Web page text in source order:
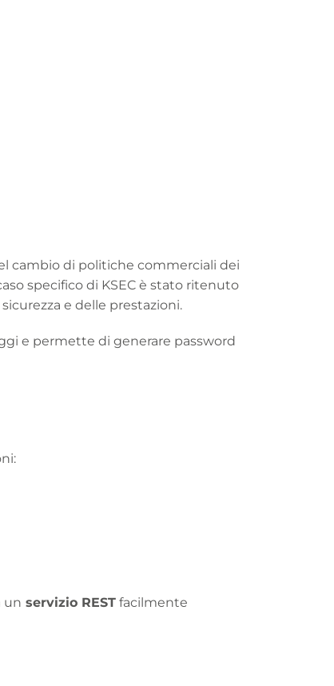
cambio di politiche commerciali dei
specifico di KSEC è stato ritenuto
e delle prestazioni.
e permette di generare password
un servizio REST facilmente